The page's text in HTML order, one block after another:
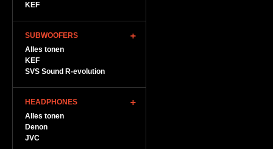
KEF
SUBWOOFERS
Alles tonen
KEF
SVS Sound R-evolution
HEADPHONES
Alles tonen
Denon
JVC